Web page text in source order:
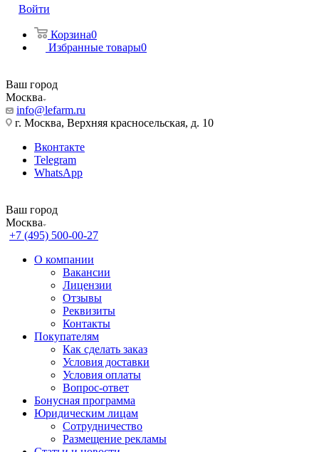
Войти
Корзина0
Избранные товары0
Ваш город
Москва
info@lefarm.ru
г. Москва, Верхняя красносельская, д. 10
Вконтакте
Telegram
WhatsApp
Ваш город
Москва
+7 (495) 500-00-27
О компании
Вакансии
Лицензии
Отзывы
Реквизиты
Контакты
Покупателям
Как сделать заказ
Условия доставки
Условия оплаты
Вопрос-ответ
Бонусная программа
Юридическим лицам
Сотрудничество
Размещение рекламы